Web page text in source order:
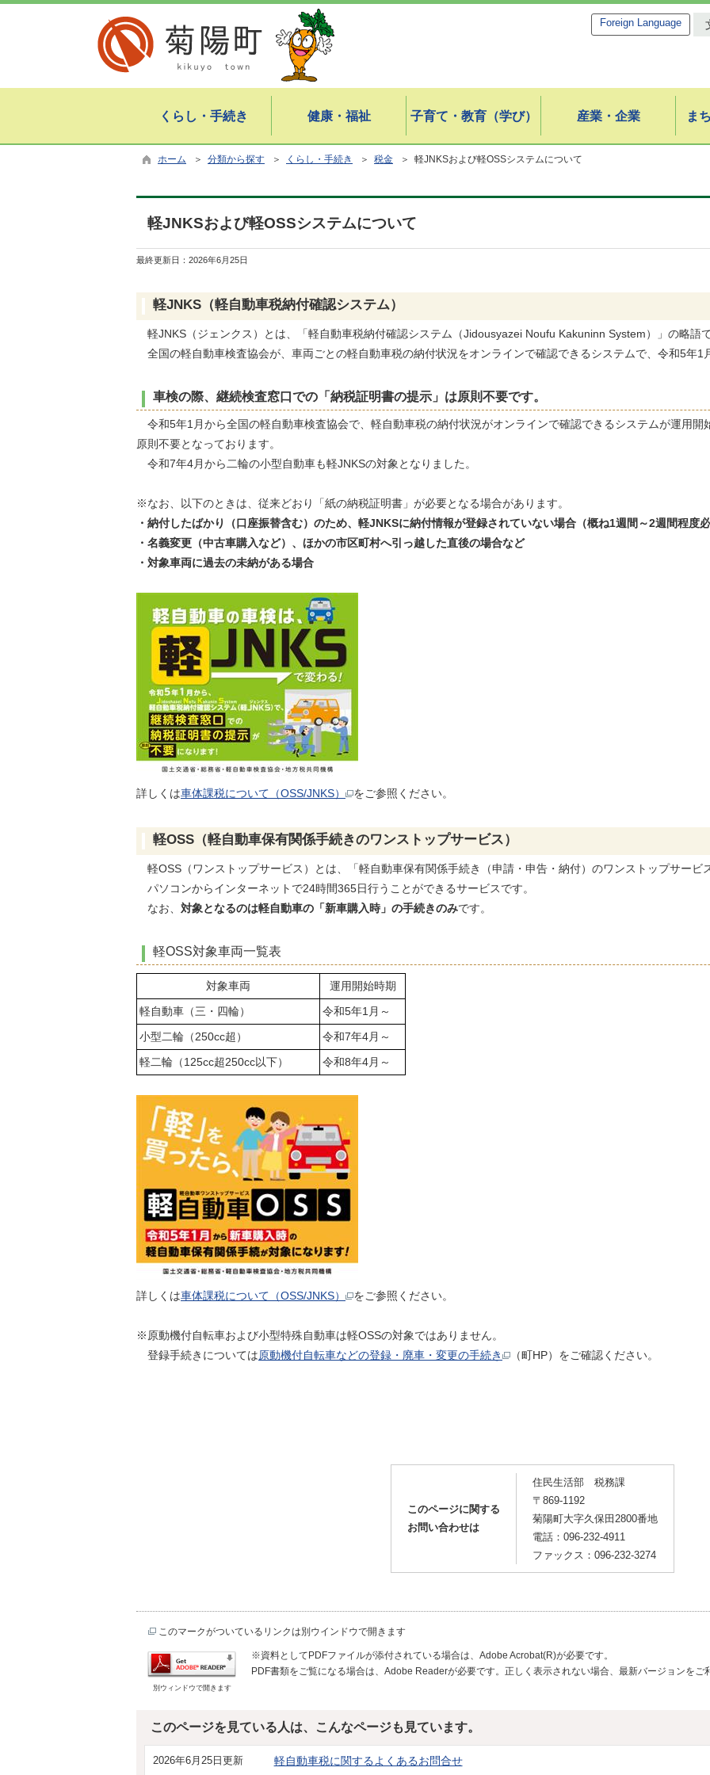
Foreign Language
くらし・手続き 健康・福祉 子育て・教育（学び） 産業・企業 ま
ホーム ＞ 分類から探す ＞ くらし・手続き ＞ 税金 ＞ 軽JNKSおよび軽OSSシステムについて
軽JNKSおよび軽OSSシステムについて
最終更新日： 2026年6月25日
軽JNKS（軽自動車税納付確認システム）
軽JNKS（ジェンクス）とは、「軽自動車税納付確認システム（Jidousyazei Noufu Kakuninn System）」の略語
全国の軽自動車検査協会が、車両ごとの軽自動車税の納付状況をオンラインで確認できるシステムで、令和5年1
車検の際、継続検査窓口での「納税証明書の提示」は原則不要です。
令和5年1月から全国の軽自動車検査協会で、軽自動車税の納付状況がオンラインで確認できるシステムが運用開
原則不要となっております。
令和7年4月から二輪の小型自動車も軽JNKSの対象となりました。
※なお、以下のときは、従来どおり「紙の納税証明書」が必要となる場合があります。
・納付したばかり（口座振替含む）のため、軽JNKSに納付情報が登録されていない場合（概ね1週間～2週間程度必
・名義変更（中古車購入など）、ほかの市区町村へ引っ越した直後の場合など
・対象車両に過去の未納がある場合
詳しくは車体課税について（OSS/JNKS） をご参照ください。
軽OSS（軽自動車保有関係手続きのワンストップサービス）
軽OSS（ワンストップサービス）とは、「軽自動車保有関係手続き（申請・申告・納付）のワンストップサービ
パソコンからインターネットで24時間365日行うことができるサービスです。
なお、 対象となるのは軽自動車の「新車購入時」の手続きのみです。
軽OSS対象車両一覧表
対象車両
運用開始時期
軽自動車（三・四輪）
令和5年1月～
小型二輪（250cc超）
令和7年4月～
軽二輪（125cc超250cc以下）
令和8年4月～
詳しくは車体課税について（OSS/JNKS） をご参照ください。
※原動機付自転車および小型特殊自動車は軽OSSの対象ではありません。
登録手続きについては原動機付自転車などの登録・廃車・変更の手続き （町HP）をご確認ください。
このページに関する
お問い合わせは
住民生活部 税務課
〒869-1192
菊陽町大字久保田2800番地
電話：096-232-4911
ファックス：096-232-3274
このマークがついているリンクは別ウインドウで開きます
別ウィンドウで開きます
※資料としてPDFファイルが添付されている場合は、Adobe Acrobat(R)が必要です。
PDF書類をご覧になる場合は、Adobe Readerが必要です。正しく表示されない場合、最新バージョンをご
このページを見ている人は、こんなページも見ています。
2026年6月25日更新 軽自動車税に関するよくあるお問合せ